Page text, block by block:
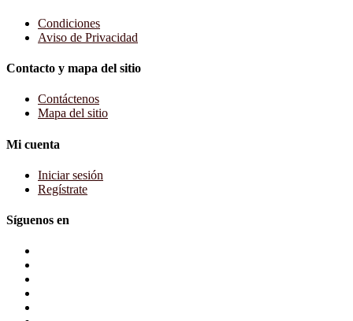
Condiciones
Aviso de Privacidad
Contacto y mapa del sitio
Contáctenos
Mapa del sitio
Mi cuenta
Iniciar sesión
Regístrate
Síguenos en